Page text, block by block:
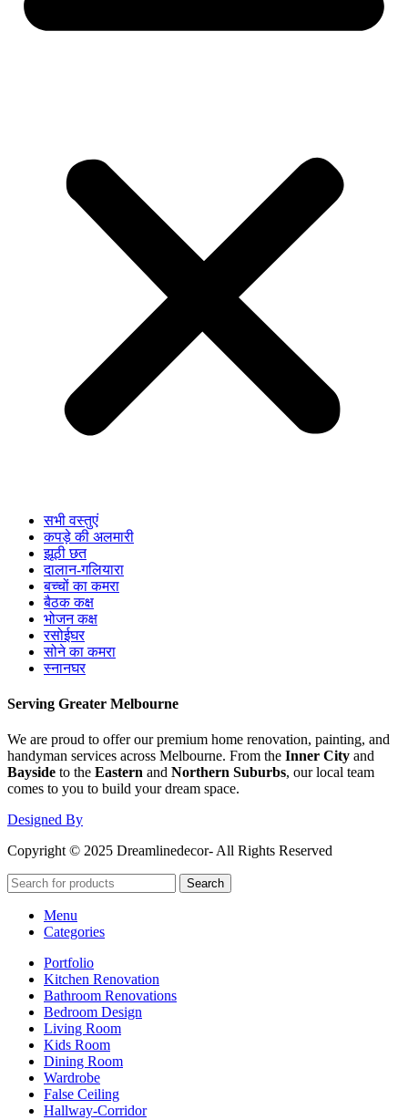
सभी वस्तुएं
कपड़े की अलमारी
झूठी छत
दालान-गलियारा
बच्चों का कमरा
बैठक कक्ष
भोजन कक्ष
रसोईघर
सोने का कमरा
स्नानघर
Serving Greater Melbourne
We are proud to offer our premium home renovation, painting, and
handyman services across Melbourne. From the Inner City and
Bayside to the Eastern and Northern Suburbs, our local team
comes to you to build your dream space.
Designed By
Copyright © 2025 Dreamlinedecor- All Rights Reserved
Search
Menu
Categories
Portfolio
Kitchen Renovation
Bathroom Renovations
Bedroom Design
Living Room
Kids Room
Dining Room
Wardrobe
False Ceiling
Hallway-Corridor